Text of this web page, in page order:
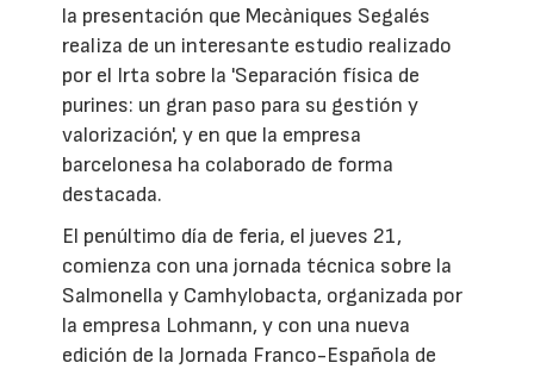
la presentación que Mecàniques Segalés
realiza de un interesante estudio realizado
por el Irta sobre la 'Separación física de
purines: un gran paso para su gestión y
valorización', y en que la empresa
barcelonesa ha colaborado de forma
destacada.
El penúltimo día de feria, el jueves 21,
comienza con una jornada técnica sobre la
Salmonella y Camhylobacta, organizada por
la empresa Lohmann, y con una nueva
edición de la Jornada Franco-Española de